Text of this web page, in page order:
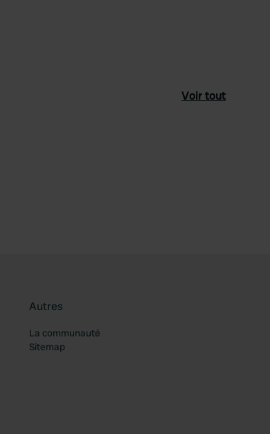
Voir tout
Autres
La communauté
Sitemap